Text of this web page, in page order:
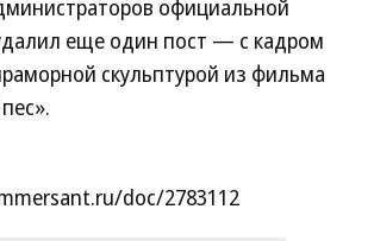
официальной
еще один пост — с кадром
скульптурой из фильма
doc/2783112